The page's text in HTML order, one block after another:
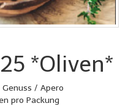
*Oliven*
/ Apero
pro Packung